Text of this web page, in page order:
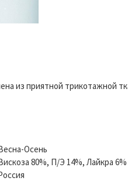
из приятной трикотажной
Осень
80%, П/Э 14%, Лайкра 6%